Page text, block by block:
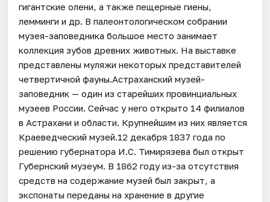
гигантские олени, а также пещерные гиены,
лемминги и др. В палеонтологическом собрании
музея-заповедника большое место занимает
коллекция зубов древних животных. На выставке
представлены муляжи некоторых представителей
четвертичной фауны.Астраханский музей-
заповедник — один из старейших провинциальных
музеев России. Сейчас у него открыто 14 филиалов
в Астрахани и области. Крупнейшим из них является
Краеведческий музей.12 декабря 1837 года по
решению губернатора И.С. Тимирязева был открыт
Губернский музеум. В 1862 году из-за отсутствия
средств на содержание музей был закрыт, а
экспонаты переданы на хранение в другие